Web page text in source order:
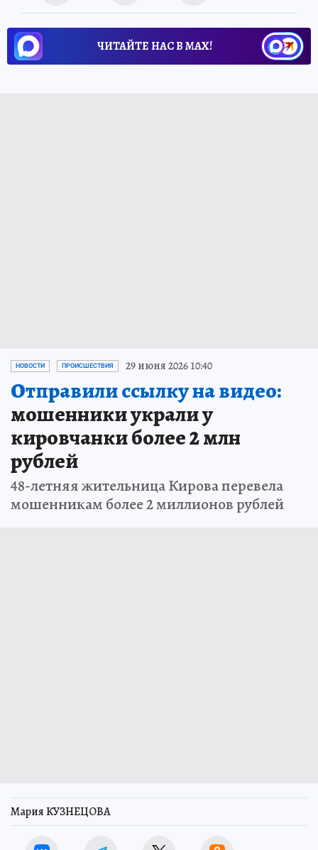
ЧИТАЙТЕ НАС В МАХ!
НОВОСТИ ПРОИСШЕСТВИЯ 29 июня 2026 10:40
Отправили ссылку на видео:
мошенники украли у
кировчанки более 2 млн
рублей
48-летняя жительница Кирова перевела
мошенникам более 2 миллионов рублей
Мария КУЗНЕЦОВА